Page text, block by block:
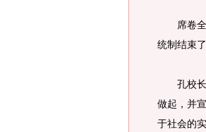
席卷全
统制结束
孔校长
做起，并
于社会的